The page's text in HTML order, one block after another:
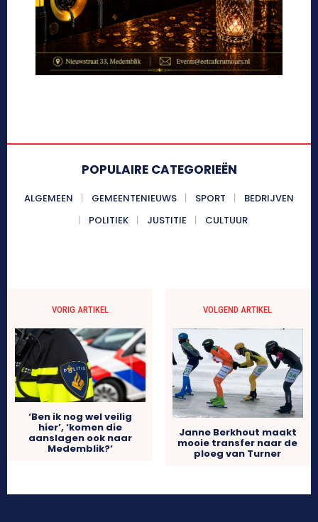
POPULAIRE CATEGORIEËN
ALGEMEEN GEMEENTENIEUWS SPORT
BEDRIJVEN
POLITIEK
JUSTITIE CULTUUR
VORIG ARTIKEL
‘Ben ik nog wel veilig
hier’, ‘komen die
aanslagen ook naar
Medemblik?’
VOLGEND ARTIKEL
Janne Berkhout maakt
mooie transfer naar de
ploeg van Turner